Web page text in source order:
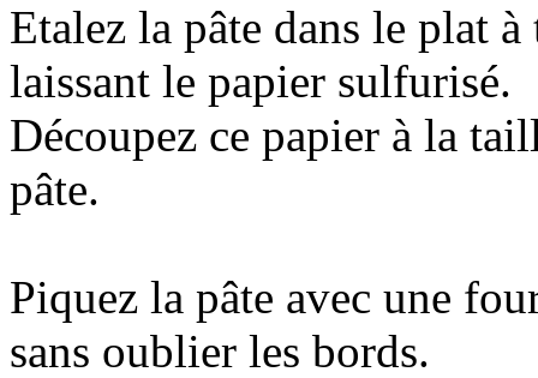
Etalez la pâte dans le plat à
laissant le papier sulfurisé.
Découpez ce papier à la
pâte.
Piquez la pâte avec une
sans oublier les bords.